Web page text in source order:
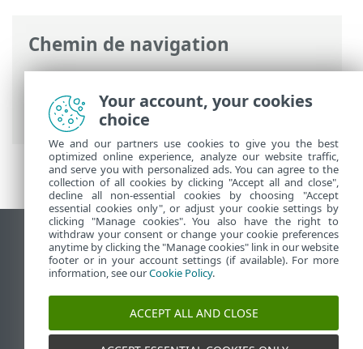
Chemin de navigation
Aide en ligne ESET>ESET PROTECT>
Utilisation d'ESET PROTECT>ESET
PROTECT Menu principal
> Ordinateurs
Afficher le site des postes de travail
End of Life
Base de connaissances ESET
Forum ESET
ESET Status Portal
Support régional
Your account, your cookies
choice
We and our partners use cookies to give you the best
optimized online experience, analyze our website traffic,
and serve you with personalized ads. You can agree to the
collection of all cookies by clicking "Accept all and close",
decline all non-essential cookies by choosing "Accept
essential cookies only", or adjust your cookie settings by
clicking "Manage cookies". You also have the right to
withdraw your consent or change your cookie preferences
anytime by clicking the "Manage cookies" link in our website
footer or in your account settings (if available). For more
information, see ourCookie Policy.
ACCEPT ALL AND CLOSE